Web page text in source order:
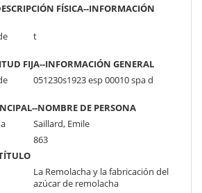
FÍSICA--INFORMACIÓN
t
FIJA--INFORMACIÓN GENERAL
051230s1923 esp 00010 spa d
NOMBRE DE PERSONA
Saillard, Emile
863
La Remolacha y la fabricación del
azúcar de remolacha